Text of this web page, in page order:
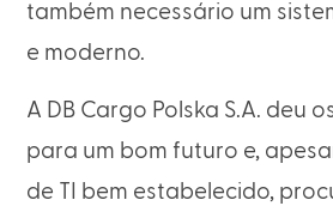
também necessário um
e moderno.
A DB Cargo Polska S.A. deu
para um bom futuro e,
de TI bem estabelecido,